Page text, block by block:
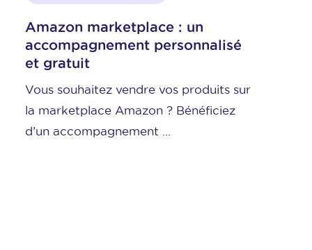
marketplace : un
personnalisé
gratuit
souhaitez vendre vos produits sur
marketplace Amazon ? Bénéficiez
accompagnement ...